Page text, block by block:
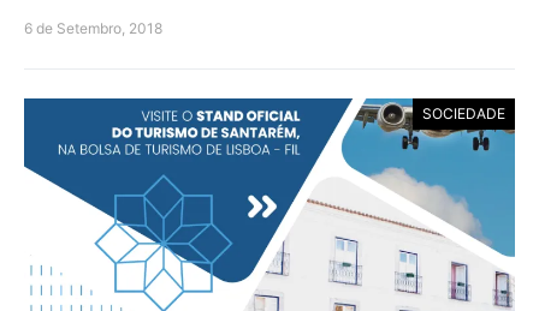
6 de Setembro, 2018
SOCIEDADE